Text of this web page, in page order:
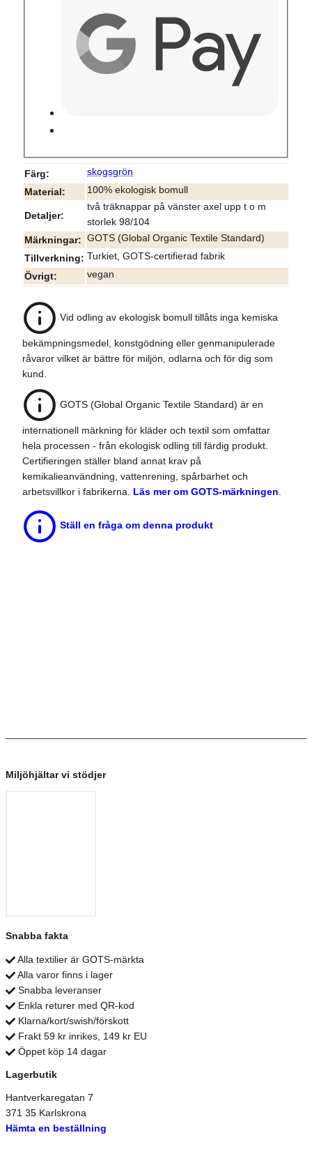
Färg
skogsgrön
Material
100% ekologisk bomull
Detaljer
två träknappar på vänster axel upp t o m
storlek 98/104
Märkningar
GOTS (Global Organic Textile Standard)
Tillverkning
Turkiet, GOTS-certifierad fabrik
Övrigt
vegan
Vid odling av ekologisk bomull tillåts inga kemiska
bekämpningsmedel, konstgödning eller genmanipulerade
råvaror vilket är bättre för miljön, odlarna och för dig som
kund.
GOTS (Global Organic Textile Standard) är en
internationell märkning för kläder och textil som omfattar
hela processen - från ekologisk odling till färdig produkt.
Certifieringen ställer bland annat krav på
kemikalieanvändning, vattenrening, spårbarhet och
arbetsvillkor i fabrikerna. Läs mer om GOTS-märkningen
Ställ en fråga om denna produkt
Miljöhjältar vi stödjer
Snabba fakta
Alla textilier är GOTS-märkta
Alla varor finns i lager
Snabba leveranser
Enkla returer med QR-kod
Klarna/kort/swish/förskott
Frakt 59 kr inrikes, 149 kr EU
Öppet köp 14 dagar
Lagerbutik
Hantverkaregatan 7
371 35 Karlskrona
Hämta en beställning